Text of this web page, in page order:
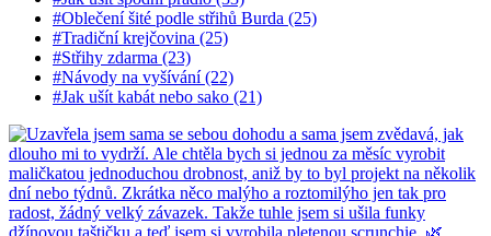
#Oblečení šité podle střihů Burda (25)
#Tradiční krejčovina (25)
#Střihy zdarma (23)
#Návody na vyšívání (22)
#Jak ušít kabát nebo sako (21)